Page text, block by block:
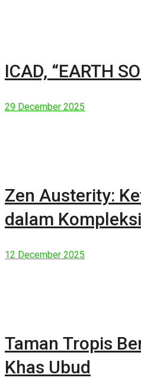
ICAD, “EARTH
29 December 2025
Zen Austerity:
dalam
12 December 2025
Taman Tropis
Khas Ubud